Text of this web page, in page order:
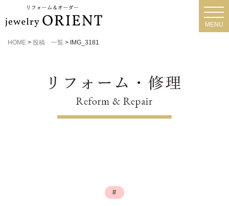
MENU
HOME > 投稿 一覧 > IMG_3181
#